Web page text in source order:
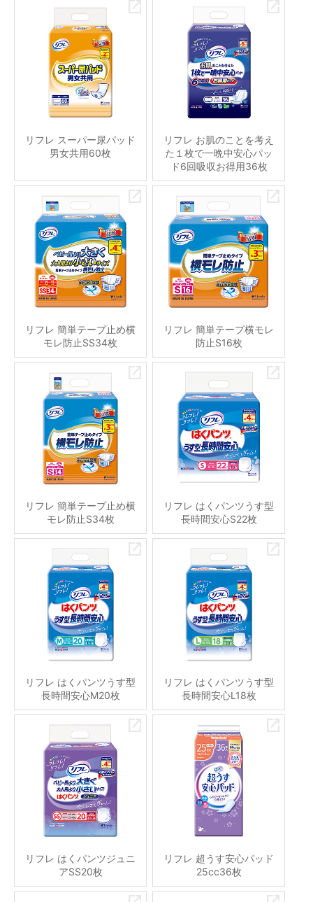
リフレ スーパー尿パッド
男女共用60枚
リフレ お肌のことを考え
た１枚で一晩中安心パッ
ド6回吸収お得用36枚
リフレ 簡単テープ止め横
モレ防止SS34枚
リフレ 簡単テープ横モレ
防止S16枚
リフレ 簡単テープ止め横
モレ防止S34枚
リフレ はくパンツうす型
長時間安心S22枚
リフレ はくパンツうす型
長時間安心M20枚
リフレ はくパンツうす型
長時間安心L18枚
リフレ はくパンツジュニ
アSS20枚
リフレ 超うす安心パッド
25cc36枚